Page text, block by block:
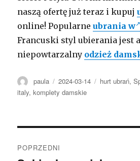
naszą ofertę już teraz i kupuj
online! Popularneubrania w
Francuski styl ubierania jest
niepowtarzalny odzież
Autor
paula Opublikowano
2024-03-14 Kategorie
hurt ubrań,
italy,komplety damskie
POPRZEDNI